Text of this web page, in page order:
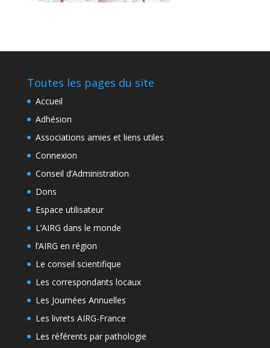
Toutes les pages du site
Accueil
Adhésion
Associations amies et liens utiles
Connexion
Conseil d’Administration
Dons
Espace utilisateur
L’AIRG dans le monde
l’AIRG en région
Le conseil scientifique
Les correspondants locaux
Les Journées Annuelles
Les livrets AIRG-France
Les référents par pathologie